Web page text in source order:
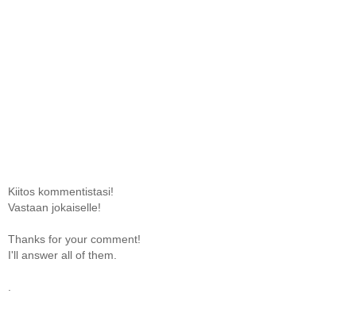
Kiitos kommentistasi!
Vastaan jokaiselle!
Thanks for your comment!
I'll answer all of them.